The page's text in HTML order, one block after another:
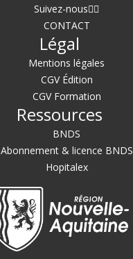
Suivez-nous
CONTACT
Légal
Mentions légales
CGV Édition
CGV Formation
Ressources
BNDS
Abonnement & licence BNDS
Hopitalex